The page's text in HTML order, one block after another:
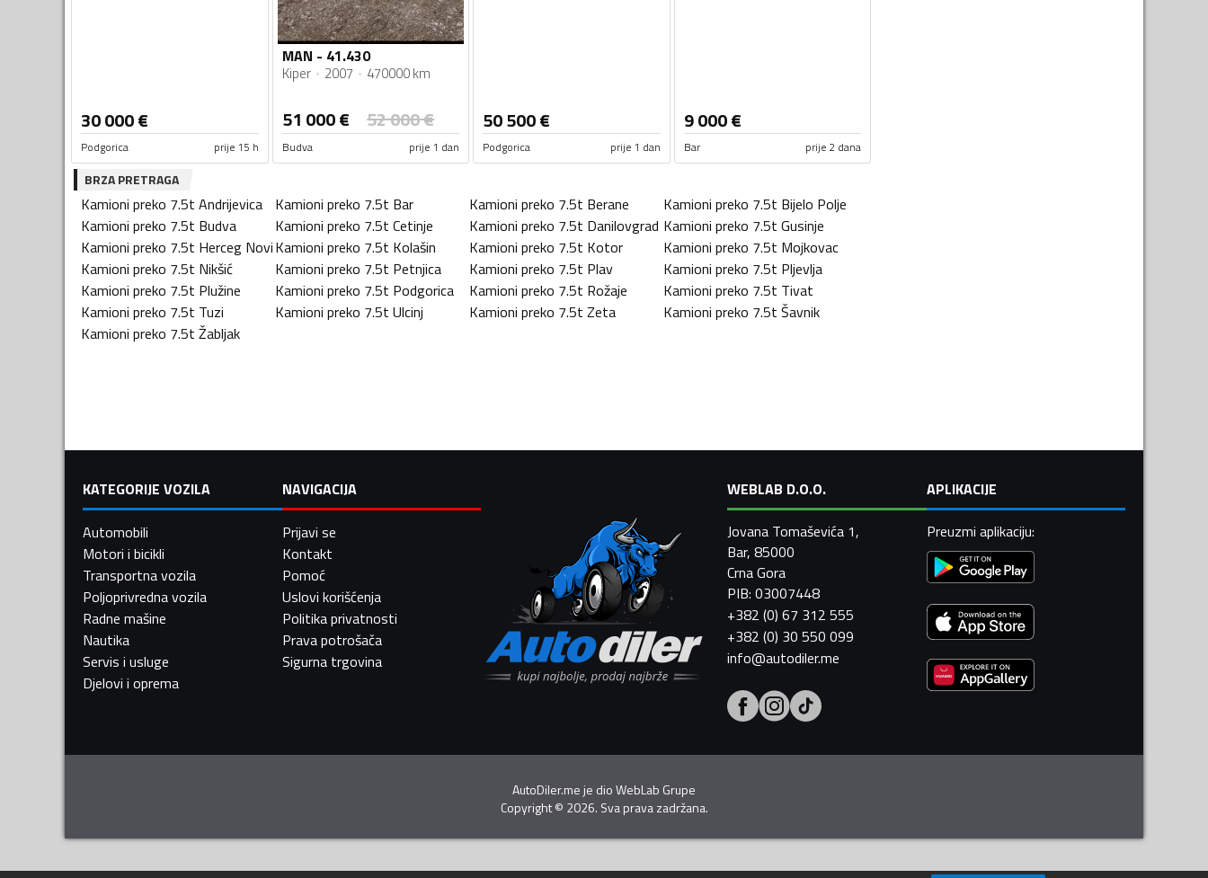
30 000€
Podgorica prije 15 h
MAN - 41.430
Kiper 2007 470000 km
51 000€ 52 000€
Budva prije 1 dan
50 500€
Podgorica prije 1 dan
9 000€
Bar prije 2 dana
BRZA PRETRAGA
Kamioni preko 7.5t Andrijevica Kamioni preko 7.5t Bar Kamioni preko 7.5t Berane Kamioni preko 7.5t Bijelo Polje
Kamioni preko 7.5t Budva Kamioni preko 7.5t Cetinje Kamioni preko 7.5t Danilovgrad Kamioni preko 7.5t Gusinje
Kamioni preko 7.5t Herceg NoviKamioni preko 7.5t Kolašin Kamioni preko 7.5t Kotor Kamioni preko 7.5t Mojkovac
Kamioni preko 7.5t Nikšić Kamioni preko 7.5t Petnjica Kamioni preko 7.5t Plav Kamioni preko 7.5t Pljevlja
Kamioni preko 7.5t Plužine Kamioni preko 7.5t Podgorica Kamioni preko 7.5t Rožaje Kamioni preko 7.5t Tivat
Kamioni preko 7.5t Tuzi Kamioni preko 7.5t Ulcinj Kamioni preko 7.5t Zeta Kamioni preko 7.5t Šavnik
Kamioni preko 7.5t Žabljak
KATEGORIJE VOZILA
Automobili
Motori i bicikli
Transportna vozila
Poljoprivredna vozila
Radne mašine
Nautika
Servis i usluge
Djelovi i oprema
NAVIGACIJA
Prijavi se
Kontakt
Pomoć
Uslovi korišćenja
Politika privatnosti
Prava potrošača
Sigurna trgovina
WEBLAB D.O.O.
Jovana Tomaševića 1,
Bar, 85000
Crna Gora
PIB: 03007448
+382 (0) 67 312 555
+382 (0) 30 550 099
info@autodiler.me
APLIKACIJE
Preuzmi aplikaciju:
AutoDiler.me je dioWebLab Grupe
Copyright© 2026. Sva prava zadržana.